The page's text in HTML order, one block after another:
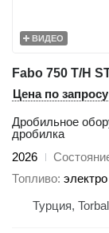
ВИДЕО
Цена по запросу
Дробильное
дробилка
2026
Топливо электро
Турция,